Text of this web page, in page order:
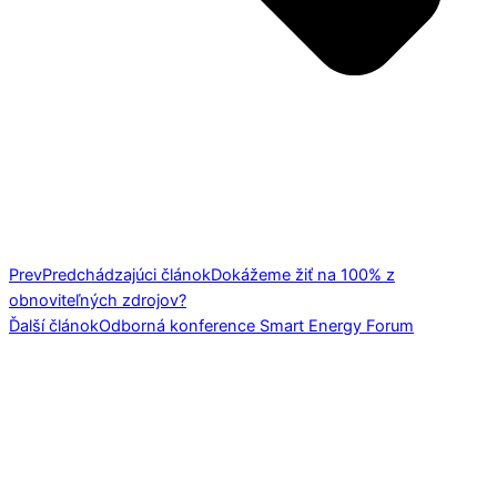
PrevPredchádzajúci článokDokážeme žiť na 100% z
obnoviteľných zdrojov?
Ďalší článokOdborná konference Smart Energy Forum